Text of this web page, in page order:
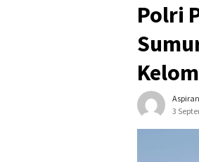
Polri
3